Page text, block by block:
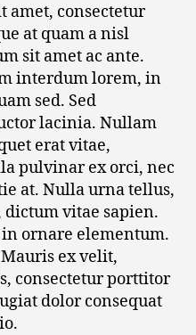
amet, consectetur
at quam a nisl
sit amet ac ante.
interdum lorem, in
sed. Sed
lacinia. Nullam
erat vitae,
pulvinar ex orci, nec
at. Nulla urna tellus,
vitae sapien.
ornare elementum.
ex velit,
consectetur porttitor
dolor consequat